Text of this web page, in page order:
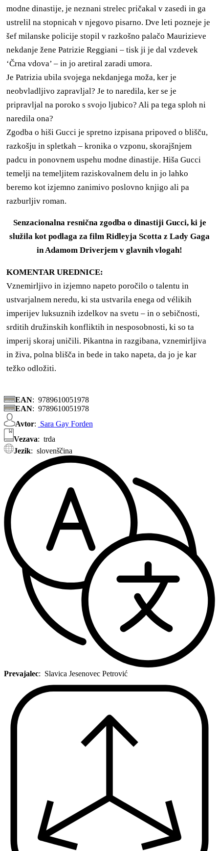
modne dinastije, je neznani strelec pričakal v zasedi in ga
ustrelil na stopnicah v njegovo pisarno. Dve leti pozneje je
šef milanske policije stopil v razkošno palačo Maurizieve
nekdanje žene Patrizie Reggiani – tisk ji je dal vzdevek
‘Črna vdova’ – in jo aretiral zaradi umora.
Je Patrizia ubila svojega nekdanjega moža, ker je
neobvladljivo zapravljal? Je to naredila, ker se je
pripravljal na poroko s svojo ljubico? Ali pa tega sploh ni
naredila ona?
Zgodba o hiši Gucci je spretno izpisana pripoved o blišču,
razkošju in spletkah – kronika o vzponu, skorajšnjem
padcu in ponovnem uspehu modne dinastije. Hiša Gucci
temelji na temeljitem raziskovalnem delu in jo lahko
beremo kot izjemno zanimivo poslovno knjigo ali pa
razburljiv roman.
Senzacionalna resnična zgodba o dinastiji Gucci, ki je
služila kot podlaga za film Ridleyja Scotta z Lady Gaga
in Adamom Driverjem v glavnih vlogah!
KOMENTAR UREDNICE:
Vznemirljivo in izjemno napeto poročilo o talentu in
ustvarjalnem neredu, ki sta ustvarila enega od vélikih
imperijev luksuznih izdelkov na svetu – in o sebičnosti,
srditih družinskih konfliktih in nesposobnosti, ki so ta
imperij skoraj uničili. Pikantna in razgibana, vznemirljiva
in živa, polna blišča in bede in tako napeta, da jo je kar
težko odložiti.
EAN: 9789610051978
EAN: 9789610051978
Avtor: Sara Gay Forden
Vezava: trda
Jezik: slovenščina
Prevajalec: Slavica Jesenovec Petrović